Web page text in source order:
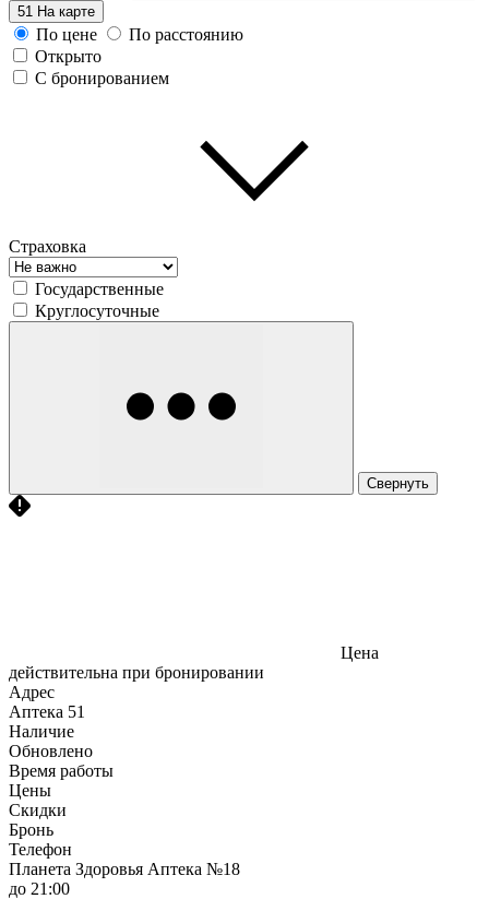
51 На карте
По цене
По расстоянию
Открыто
С бронированием
Страховка
Государственные
Круглосуточные
Свернуть
Цена
действительна при бронировании
Адрес
Аптека 51
Наличие
Обновлено
Время работы
Цены
Скидки
Бронь
Телефон
Планета Здоровья Аптека №18
до 21:00